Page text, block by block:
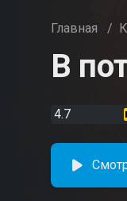
Главная /
В
4.7